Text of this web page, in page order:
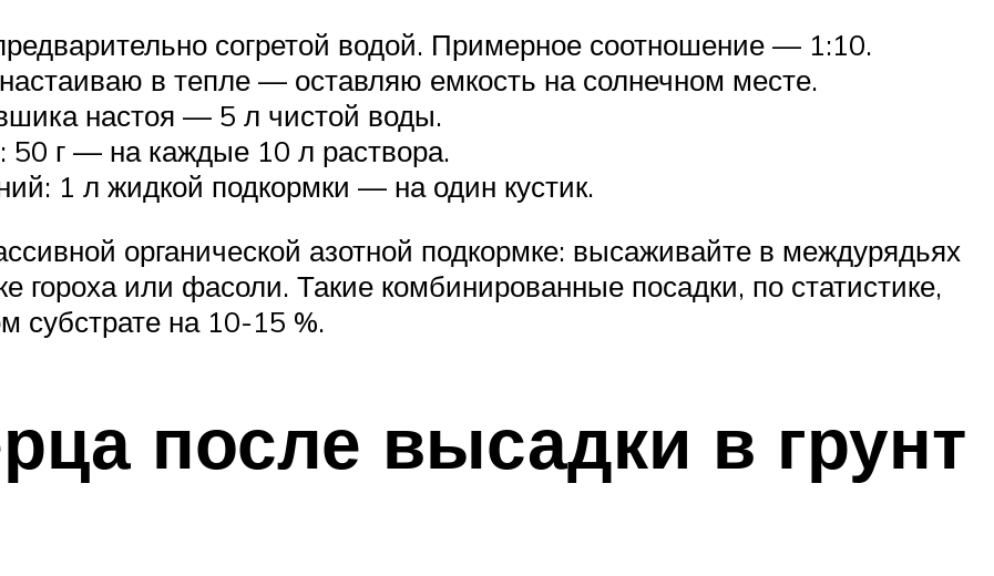
согретой водой. Примерное соотношение — 1:10.
в тепле — оставляю емкость на солнечном месте.
настоя — 5 л чистой воды.
г — на каждые 10 л раствора.
1 л жидкой подкормки — на один кустик.
органической азотной подкормке: высаживайте в междурядьях
или фасоли. Такие комбинированные посадки, по статистике,
субстрате на 10-15 %.
после высадки в грунт